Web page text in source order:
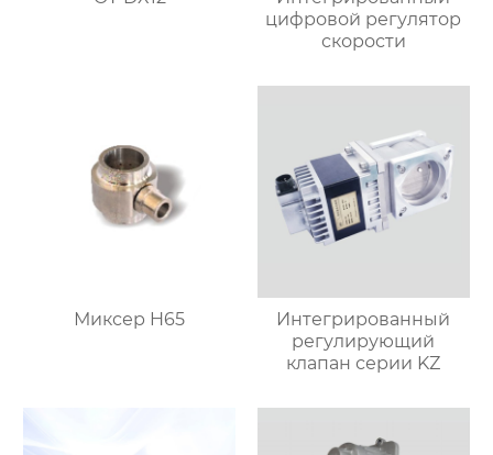
цифровой регулятор
скорости
Миксер H65
Интегрированный
регулирующий
клапан серии KZ